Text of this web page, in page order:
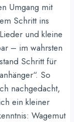
Umgang mit
Schritt ins
und kleine
– im wahrsten
Schritt für
So
nachgedacht,
ein kleiner
Wagemut